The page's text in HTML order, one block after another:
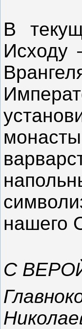
В
Исходу
нашего
С